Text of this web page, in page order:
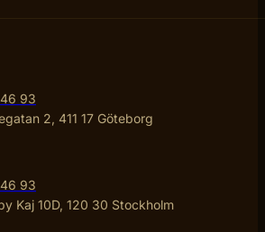
93
2, 411 17 Göteborg
93
Kaj 10D, 120 30 Stockholm